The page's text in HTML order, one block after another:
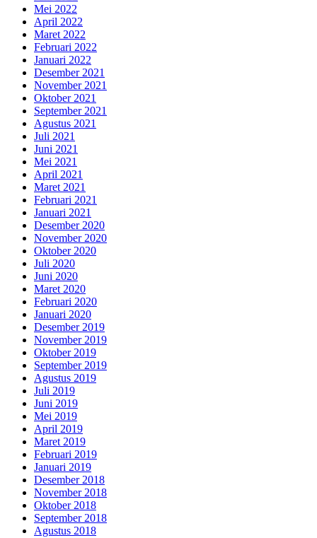
Mei 2022
April 2022
Maret 2022
Februari 2022
Januari 2022
Desember 2021
November 2021
Oktober 2021
September 2021
Agustus 2021
Juli 2021
Juni 2021
Mei 2021
April 2021
Maret 2021
Februari 2021
Januari 2021
Desember 2020
November 2020
Oktober 2020
Juli 2020
Juni 2020
Maret 2020
Februari 2020
Januari 2020
Desember 2019
November 2019
Oktober 2019
September 2019
Agustus 2019
Juli 2019
Juni 2019
Mei 2019
April 2019
Maret 2019
Februari 2019
Januari 2019
Desember 2018
November 2018
Oktober 2018
September 2018
Agustus 2018